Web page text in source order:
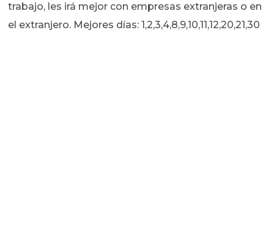
trabajo, les irá mejor con empresas extranjeras o en
el extranjero. Mejores días: 1,2,3,4,8,9,10,11,12,20,21,30